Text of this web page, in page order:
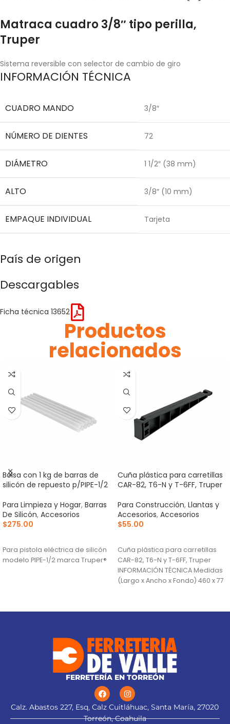
Matraca cuadro 3/8″ tipo perilla,
Truper
Sistema reversible con selector de cambio de giro
INFORMACIÓN TÉCNICA
CUADRO MANDO 3/8″
NÚMERO DE DIENTES 72
DIÁMETRO 1 1/2″ (38 mm)
ALTO 3/8″ (10 mm)
EMPAQUE INDIVIDUAL Tarjeta
País de origen
Descargables
Ficha técnica 13652
Productos
relacionados
Bolsa con 1 kg de barras de
silicón de repuesto p/PIPE-1/2
Para Limpieza y Hogar, Barras
De Silicón, Accesorios
$275.00
Para pistola eléctrica de silicón
modelo PIPE-1/2 marca Truper®
Cuña plástica para carretillas
CAR-82, T6-N y T-6FF, Truper
Para Construcción, Llantas y
Accesorios, Accesorios
$55.00
Cuña plástica para carretillas
CAR-82, T6-N y T-6FF, Truper
INFORMACIÓN TÉCNICA Medidas
(Largo x Ancho x Fondo) 460 x 77
FERRETERÍA EN TORREÓN
Calz. Abastos 227, Esq, Calz Cuitláhuac, Santa María, 27020
Torreón, Coahuila